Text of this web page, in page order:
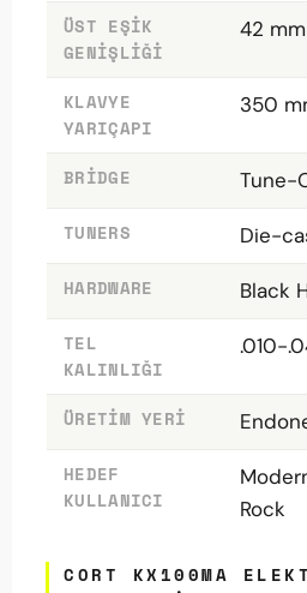
ÜST EŞIK
GENIŞLIĞI
42 mm
KLAVYE
YARIÇAPI
350
BRIDGE Tune-
TUNERS Die-
HARDWARE Black
TEL
KALINLIĞI
.010-
ÜRETIM YERI
HEDEF
KULLANICI
Rock
CORT KX100MA